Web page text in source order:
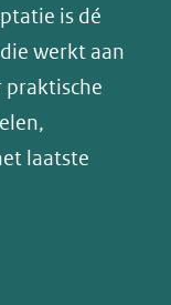
is dé
werkt aan
laatste